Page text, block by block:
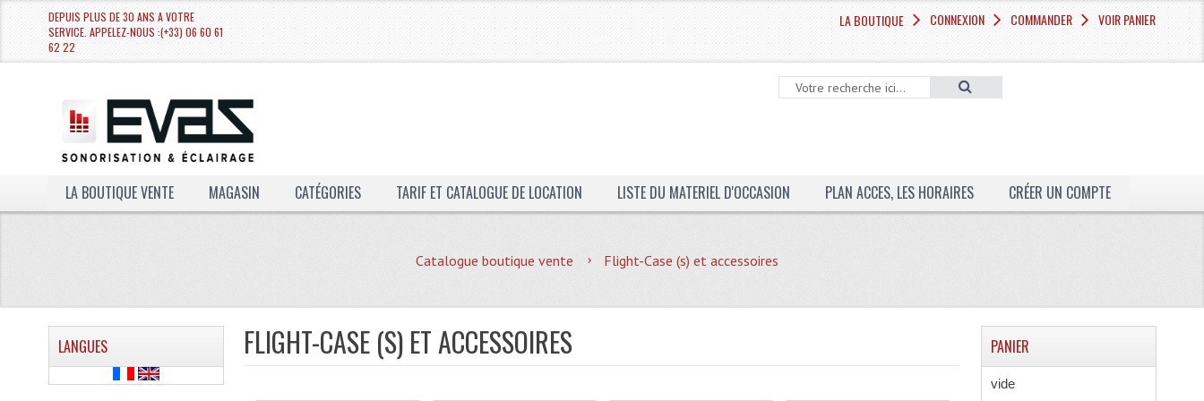
DEPUIS PLUS DE 30 ANS A VOTRE
SERVICE. APPELEZ-NOUS :(+33) 06 60 61
62 22
LA BOUTIQUE CONNEXION COMMANDER VOIR PANIER
LA BOUTIQUE VENTE MAGASIN CATÉGORIES TARIF ET CATALOGUE DE LOCATION LISTE DU MATERIEL D'OCCASION PLAN ACCES, LES HORAIRES CRÉER UN COMPTE
Catalogue boutique vente Flight-Case (s) et accessoires
FLIGHT-CASE (S) ET ACCESSOIRES
LANGUES PANIER
vide